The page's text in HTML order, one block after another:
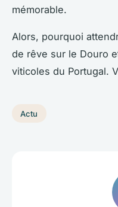
mémorable.
Alors, pourquoi
de rêve sur le Douro
viticoles du Portugal.
Actu